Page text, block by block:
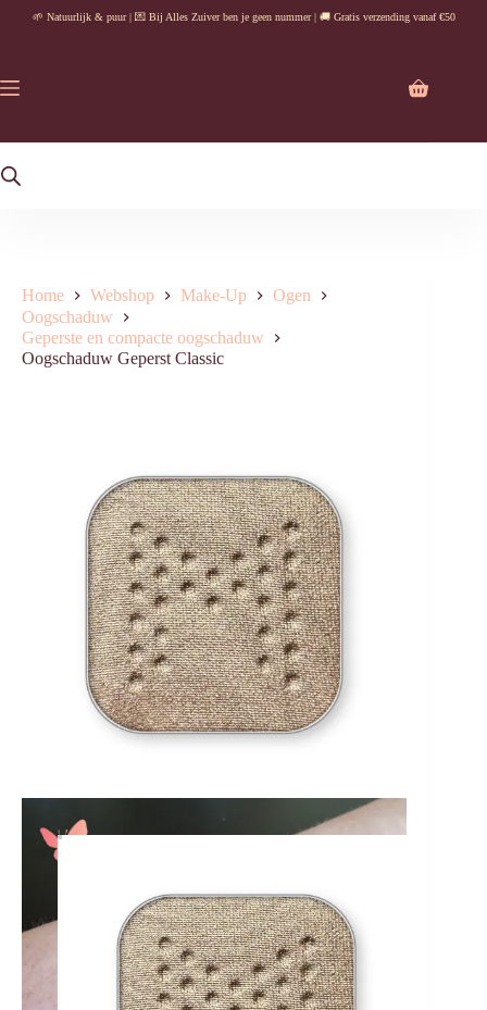
🌱 Natuurlijk & puur | 💌 Bij Alles Zuiver ben je geen nummer | 🚚 Gratis verzending vanaf €50
Home Webshop Make-Up
Ogen
Oogschaduw
Geperste en compacte oogschaduw
Oogschaduw Geperst Classic